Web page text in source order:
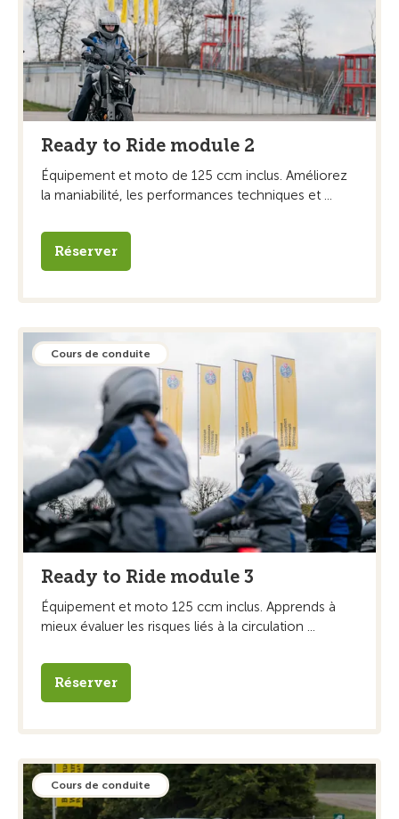
Ready to Ride module 2
Équipement et moto de 125 ccm inclus. Améliorez
la maniabilité, les performances techniques et ...
Réserver
Cours de conduite
Ready to Ride module 3
Équipement et moto 125 ccm inclus. Apprends à
mieux évaluer les risques liés à la circulation ...
Réserver
Cours de conduite